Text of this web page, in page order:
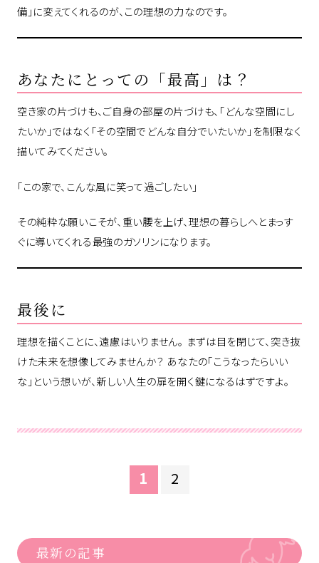
備」に変えてくれるのが、この理想の力なのです。
あなたにとっての「最高」は？
空き家の片づけも、ご自身の部屋の片づけも、「どんな空間にし
たいか」ではなく「その空間でどんな自分でいたいか」を制限なく
描いてみてください。
「この家で、こんな風に笑って過ごしたい」
その純粋な願いこそが、重い腰を上げ、理想の暮らしへとまっす
ぐに導いてくれる最強のガソリンになります。
最後に
理想を描くことに、遠慮はいりません。 まずは目を閉じて、突き抜
けた未来を想像してみませんか？ あなたの「こうなったらいい
な」という想いが、新しい人生の扉を開く鍵になるはずですよ。
1 2
最新の記事